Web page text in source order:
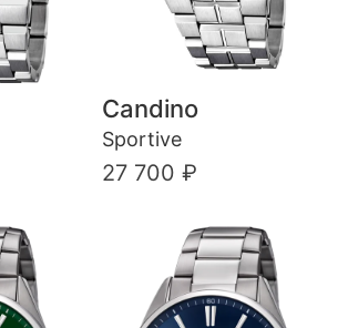
Candino
Sportive
27 700 ₽